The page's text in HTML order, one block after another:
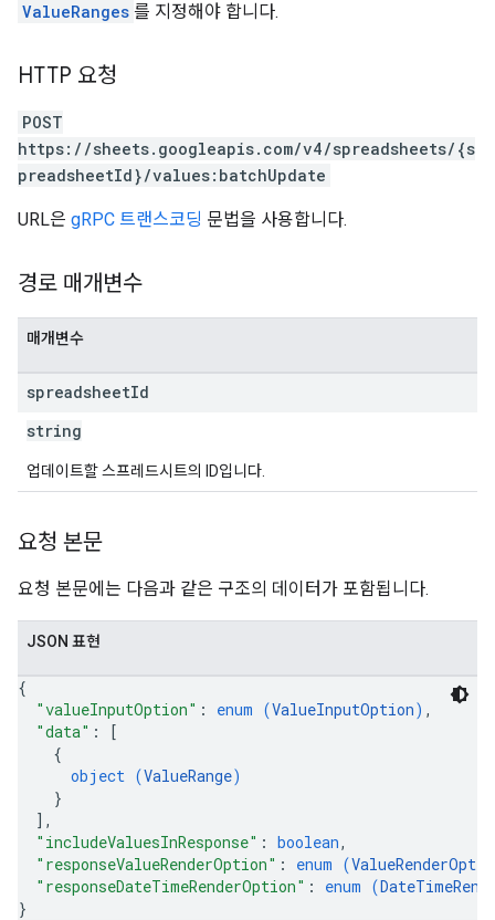
ValueRanges 를 지정해야 합니다.
HTTP 요청
POST
https://sheets.googleapis.com/v4/spreadsheets/{s
preadsheetId}/values:batchUpdate
URL은 gRPC 트랜스코딩 문법을 사용합니다.
경로 매개변수
매개변수
spreadsheetId
string
업데이트할 스프레드시트의 ID입니다.
요청 본문
요청 본문에는 다음과 같은 구조의 데이터가 포함됩니다.
JSON 표현
{
"valueInputOption" : enum (ValueInputOption) ,
"data" :
[
{
object (ValueRange)
}
] ,
"includeValuesInResponse" : boolean,
"responseValueRenderOption" : enum (
"responseDateTimeRenderOption" : enum (
}